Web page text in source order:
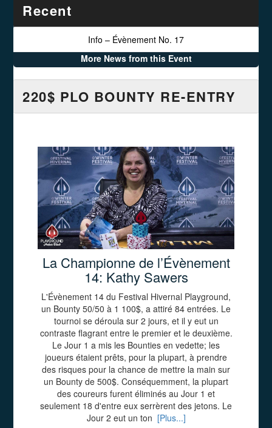
Recent
Info – Évènement No. 17
More News from this Event
220$ PLO BOUNTY RE-ENTRY
La Championne de l’Évènement
14: Kathy Sawers
L'Évènement 14 du Festival Hivernal Playground,
un Bounty 50/50 à 1 100$, a attiré 84 entrées. Le
tournoi se déroula sur 2 jours, et il y eut un
contraste flagrant entre le premier et le deuxième.
Le Jour 1 a mis les Bounties en vedette; les
joueurs étaient prêts, pour la plupart, à prendre
des risques pour la chance de mettre la main sur
un Bounty de 500$. Conséquemment, la plupart
des coureurs furent éliminés au Jour 1 et
seulement 18 d'entre eux serrèrent des jetons. Le
Jour 2 eut un ton [Plus...]